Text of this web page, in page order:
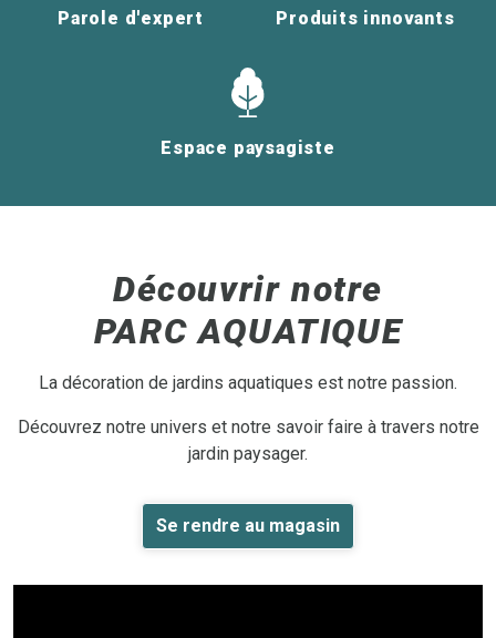
Parole d'expert Produits innovants
Espace paysagiste
Découvrir notre
PARC AQUATIQUE
La décoration de jardins aquatiques est notre passion.
Découvrez notre univers et notre savoir faire à travers notre
jardin paysager.
Se rendre au magasin